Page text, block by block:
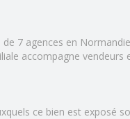
de 7 agences en Normandie
accompagne
ce bien est exposé